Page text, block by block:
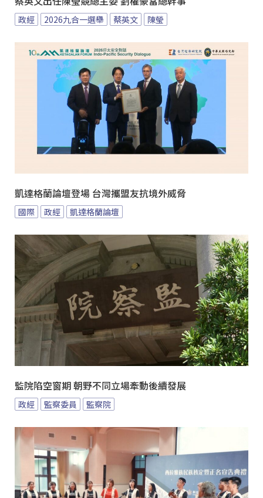
政經 2026九合一選舉 蔡英文 陳瑩
凱達格蘭論壇登場 台灣攜盟友抗境外威脅
國際 政經 凱達格蘭論壇
監院陷空窗期 朝野不同立場牽動後續發展
政經 監察委員 監察院